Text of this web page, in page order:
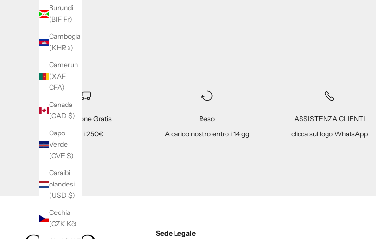
Burundi
(BIF Fr)
Cambogia
(KHR ៛)
Camerun
(XAF
CFA)
Canada
(CAD $)
Capo
Verde
(CVE $)
Caraibi
olandesi
(USD $)
Cechia
(CZK Kč)
Spedizione Gratis
Oltre i 250€
Reso
A carico nostro entro i 14 gg
ASSISTENZA CLIENTI
clicca sul logo WhatsApp
Sede Legale